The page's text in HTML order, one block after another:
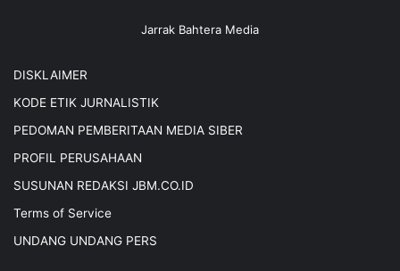
Jarrak Bahtera Media
DISKLAIMER
KODE ETIK JURNALISTIK
PEDOMAN PEMBERITAAN MEDIA SIBER
PROFIL PERUSAHAAN
SUSUNAN REDAKSI JBM.CO.ID
Terms of Service
UNDANG UNDANG PERS